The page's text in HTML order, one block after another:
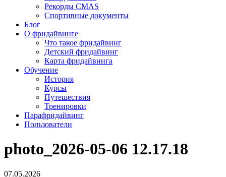
Рекорды CMAS
Спортивные документы
Блог
О фридайвинге
Что такое фридайвинг
Детский фридайвинг
Карта фридайвинга
Обучение
История
Курсы
Путешествия
Тренировки
Парафридайвинг
Пользователи
photo_2026-05-06 12.17.18
07.05.2026